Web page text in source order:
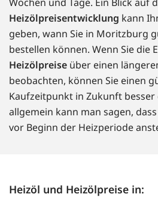
Heizölpreisentwicklung kann
geben, wann Sie in Moritzburg
bestellen können. Wenn Sie die
Heizölpreise über einen
beobachten, können Sie einen
Kaufzeitpunkt in Zukunft besser
allgemein kann man sagen,
vor Beginn der Heizperiode
Heizöl und Heizölpreise in: